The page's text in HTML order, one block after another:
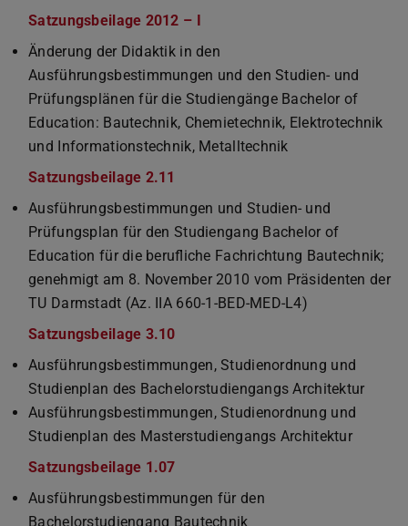
Satzungsbeilage 2012 – I
Änderung der Didaktik in den
Ausführungsbestimmungen und den Studien- und
Prüfungsplänen für die Studiengänge Bachelor of
Education: Bautechnik, Chemietechnik, Elektrotechnik
und Informationstechnik, Metalltechnik
Satzungsbeilage 2.11
Ausführungsbestimmungen und Studien- und
Prüfungsplan für den Studiengang Bachelor of
Education für die berufliche Fachrichtung Bautechnik;
genehmigt am 8. November 2010 vom Präsidenten der
TU Darmstadt (Az. IIA 660-1-BED-MED-L4)
Satzungsbeilage 3.10
Ausführungsbestimmungen, Studienordnung und
Studienplan des Bachelorstudiengangs Architektur
Ausführungsbestimmungen, Studienordnung und
Studienplan des Masterstudiengangs Architektur
Satzungsbeilage 1.07
Ausführungsbestimmungen für den
Bachelorstudiengang Bautechnik